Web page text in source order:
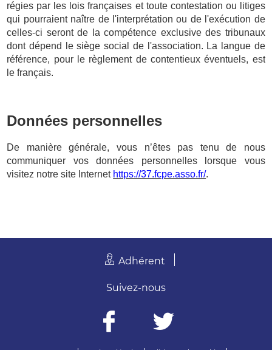
régies par les lois françaises et toute contestation ou litiges
qui pourraient naître de l'interprétation ou de l'exécution de
celles-ci seront de la compétence exclusive des tribunaux
dont dépend le siège social de l'association. La langue de
référence, pour le règlement de contentieux éventuels, est
le français.
Données personnelles
De manière générale, vous n’êtes pas tenu de nous
communiquer vos données personnelles lorsque vous
visitez notre site Internet https://37.fcpe.asso.fr/.
Adhérent
Suivez-nous